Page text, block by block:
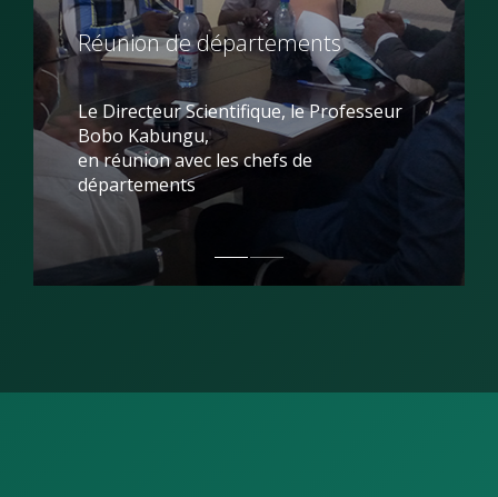
Réunion de départements
Le Directeur Scientifique, le Professeur
Bobo Kabungu,
en réunion avec les chefs de
départements